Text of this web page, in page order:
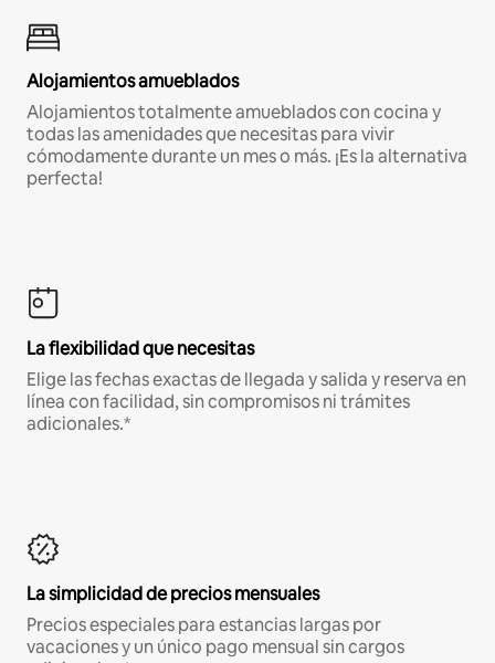
Alojamientos amueblados
Alojamientos totalmente amueblados con cocina y
todas las amenidades que necesitas para vivir
cómodamente durante un mes o más. ¡Es la alternativa
perfecta!
La flexibilidad que necesitas
Elige las fechas exactas de llegada y salida y reserva en
línea con facilidad, sin compromisos ni trámites
adicionales.*
La simplicidad de precios mensuales
Precios especiales para estancias largas por
vacaciones y un único pago mensual sin cargos